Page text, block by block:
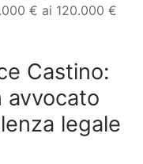
€ ai 120.000 €
Castino:
avvocato
legale